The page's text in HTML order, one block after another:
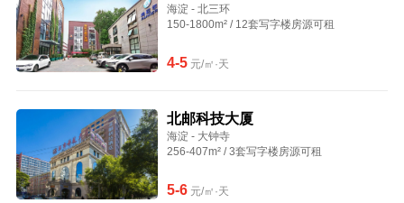
海淀 - 北三环
150-1800m² / 12套写字楼房源可租
4-5元/㎡·天
北邮科技大厦
海淀 - 大钟寺
256-407m² / 3套写字楼房源可租
5-6元/㎡·天